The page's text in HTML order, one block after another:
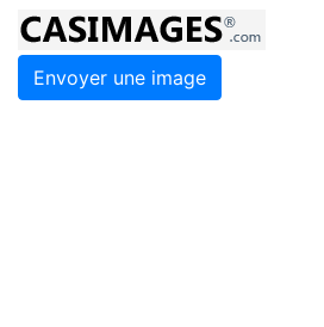
Envoyer une image